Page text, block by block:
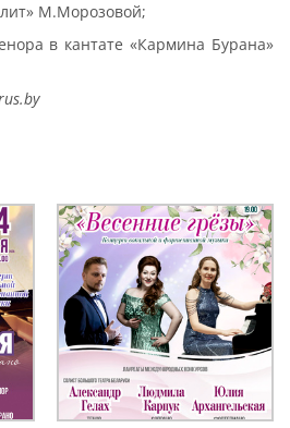
М.Морозовой;
в кантате «Кармина Бурана»